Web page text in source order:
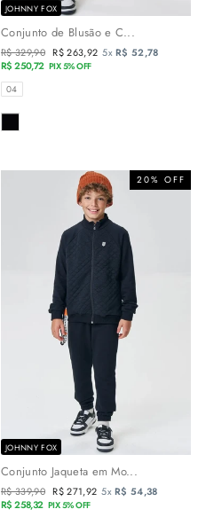
JOHNNY FOX
Conjunto de Blusão e C...
Preço
normal
R$ 329,90 Preço
promocional
R$ 263,92 5xR$ 52,78
R$ 250,72 PIX 5% OFF
TAMANHOS
04
COR
20% OFF
JOHNNY FOX
Conjunto Jaqueta em Mo...
Preço
normal
R$ 339,90 Preço
promocional
R$ 271,92 5xR$ 54,38
R$ 258,32 PIX 5% OFF